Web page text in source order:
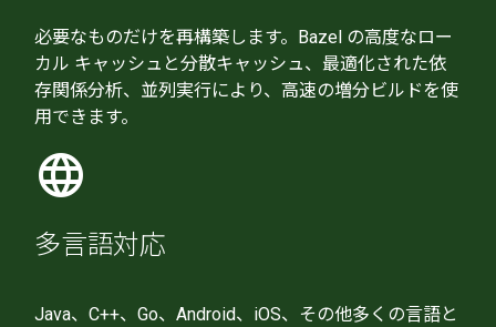
必要なものだけを再構築します。Bazel の高度なロー
カル キャッシュと分散キャッシュ、最適化された依
存関係分析、並列実行により、高速の増分ビルドを使
用できます。
language
多言語対応
Java、C++、Go、Android、iOS、その他多くの言語と